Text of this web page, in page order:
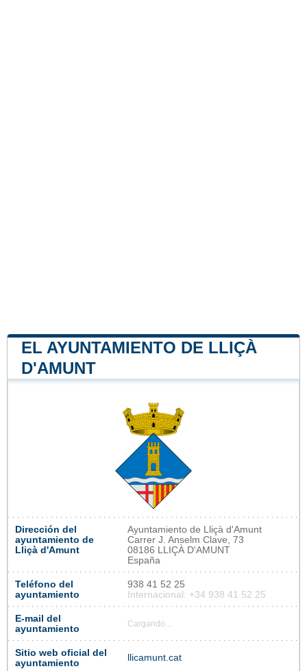
EL AYUNTAMIENTO DE LLIÇÀ
D'AMUNT
Dirección del
ayuntamiento de
Lliçà d'Amunt
Ayuntamiento de Lliçà d'Amunt
Carrer J. Anselm Clave, 73
08186 LLIÇÀ D'AMUNT
España
Teléfono del
ayuntamiento
938 41 52 25
Internacional: +34 938 41 52 25
E-mail del
ayuntamiento
Cargando...
Sitio web oficial del
ayuntamiento
llicamunt.cat